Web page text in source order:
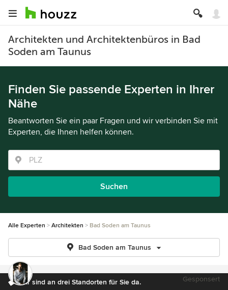
Architekten und Architektenbüros in Bad
Soden am Taunus
Finden Sie passende Experten in Ihrer
Nähe
Beantworten Sie ein paar Fragen und wir verbinden Sie mit
Experten, die Ihnen helfen können.
Suchen
Alle Experten Architekten Bad Soden am Taunus
Bad Soden am Taunus
Wir sind an drei Standorten für Sie da. Gesponsert